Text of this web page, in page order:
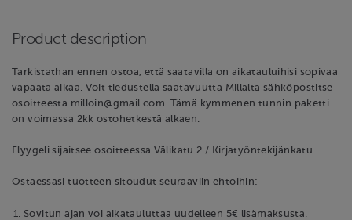
Product description
Tarkistathan ennen ostoa, että saatavilla on aikatauluihisi sopivaa
vapaata aikaa. Voit tiedustella saatavuutta Millalta sähköpostitse
osoitteesta milloin@gmail.com. Tämä kymmenen tunnin paketti
on voimassa 2kk ostohetkestä alkaen.
Flyygeli sijaitsee osoitteessa Välikatu 2 / Kirjatyöntekijänkatu.
Ostaessasi tuotteen sitoudut seuraaviin ehtoihin:
Sovitun ajan voi aikatauluttaa uudelleen 5€ lisämaksusta.